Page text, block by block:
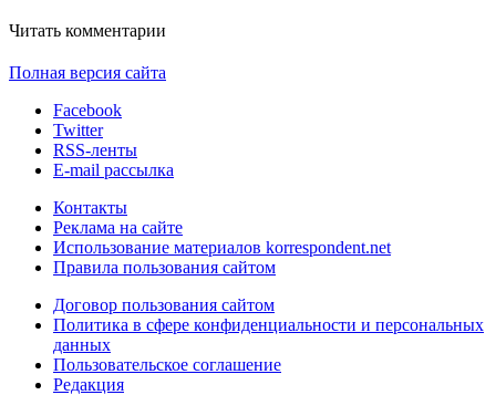
Читать комментарии
Полная версия сайта
Facebook
Twitter
RSS-ленты
E-mail рассылка
Контакты
Реклама на сайте
Использование материалов korrespondent.net
Правила пользования сайтом
Договор пользования сайтом
Политика в сфере конфиденциальности и персональных
данных
Пользовательское соглашение
Редакция